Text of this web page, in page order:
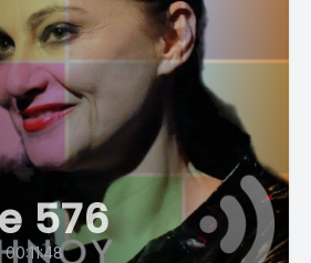
576
00:11:48